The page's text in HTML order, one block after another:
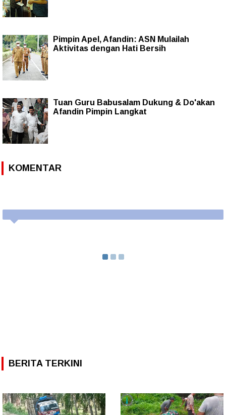
Pimpin Apel, Afandin: ASN Mulailah
Aktivitas dengan Hati Bersih
Tuan Guru Babusalam Dukung & Do'akan
Afandin Pimpin Langkat
KOMENTAR
BERITA TERKINI